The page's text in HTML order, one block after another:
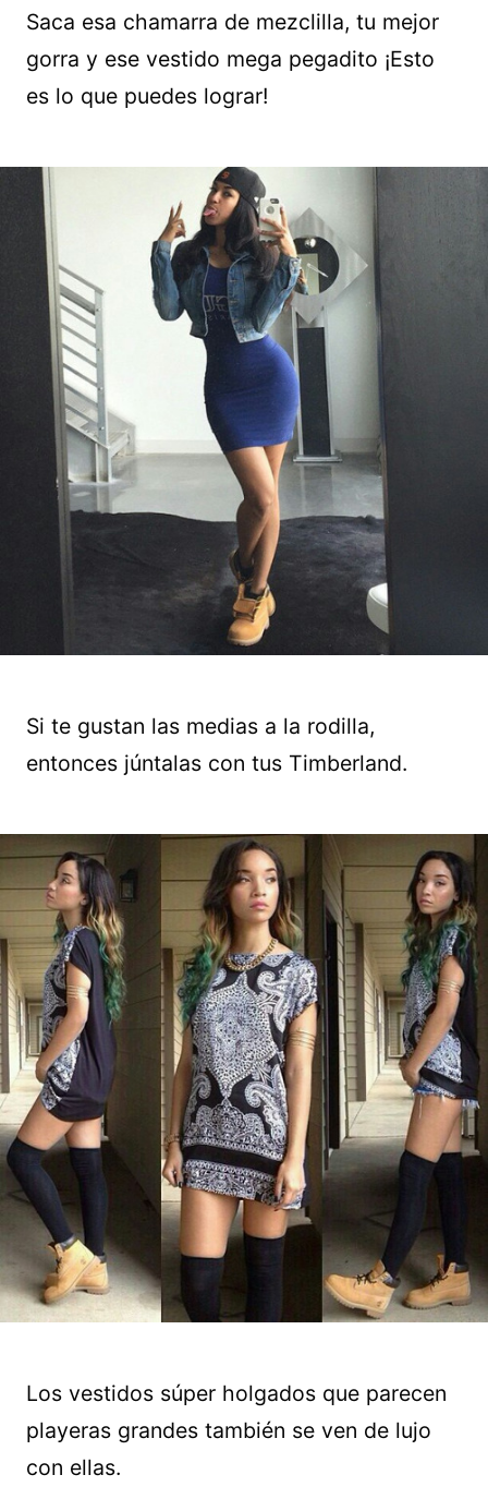
Saca esa chamarra de mezclilla, tu mejor
gorra y ese vestido mega pegadito ¡Esto
es lo que puedes lograr!
Si te gustan las medias a la rodilla,
entonces júntalas con tus Timberland.
Los vestidos súper holgados que parecen
playeras grandes también se ven de lujo
con ellas.